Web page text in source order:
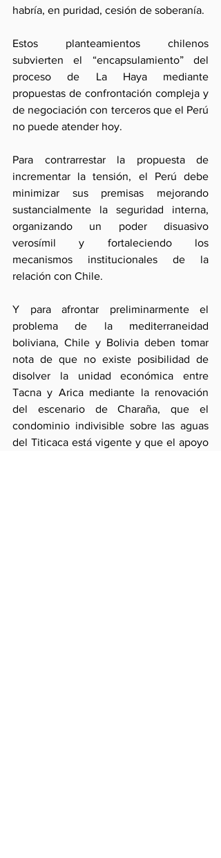
habría, en puridad, cesión de soberanía.
Estos planteamientos chilenos
subvierten el “encapsulamiento” del
proceso de La Haya mediante
propuestas de confrontación compleja y
de negociación con terceros que el Perú
no puede atender hoy.
Para contrarrestar la propuesta de
incrementar la tensión, el Perú debe
minimizar sus premisas mejorando
sustancialmente la seguridad interna,
organizando un poder disuasivo
verosímil y fortaleciendo los
mecanismos institucionales de la
relación con Chile.
Y para afrontar preliminarmente el
problema de la mediterraneidad
boliviana, Chile y Bolivia deben tomar
nota de que no existe posibilidad de
disolver la unidad económica entre
Tacna y Arica mediante la renovación
del escenario de Charaña, que el
condominio indivisible sobre las aguas
del Titicaca está vigente y que el apoyo